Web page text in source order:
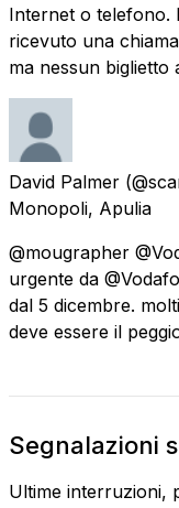
Internet o telefono.
ricevuto una
ma nessun biglietto
David Palmer
Monopoli, Apulia
@mougrapher
urgente da
dal 5 dicembre.
deve essere il
Segnalazioni
Ultime interruzioni,